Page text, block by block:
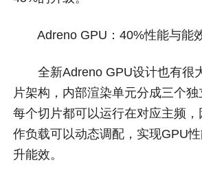
Adreno GPU：40%性能与能
全新Adreno GPU设计也有很
片架构，内部渲染单元分成三个
每个切片都可以运行在对应主频
作负载可以动态调配，实现GPU
升能效。